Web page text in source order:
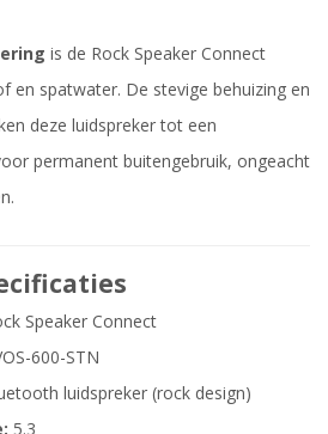
is de Rock Speaker Connect
en spatwater. De stevige behuizing en
deze luidspreker tot een
permanent buitengebruik, ongeacht
Speaker Connect
600-STN
luidspreker (rock design)
5.3